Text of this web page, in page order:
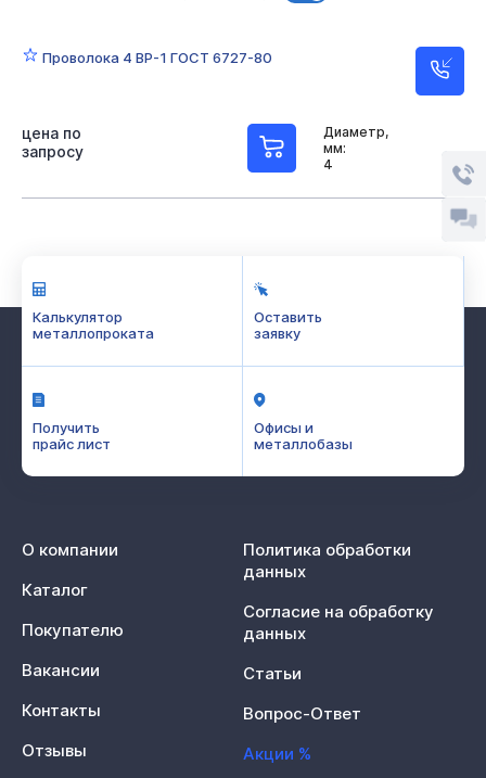
Проволока 4 ВР-1 ГОСТ 6727-80
Диаметр,
мм:
4
цена по
запросу
Калькулятор
металлопроката
Оставить
заявку
Получить
прайс лист
Офисы и
металлобазы
О компании
Каталог
Покупателю
Вакансии
Контакты
Отзывы
Политика обработки
данных
Согласие на обработку
данных
Статьи
Вопрос-Ответ
Акции %